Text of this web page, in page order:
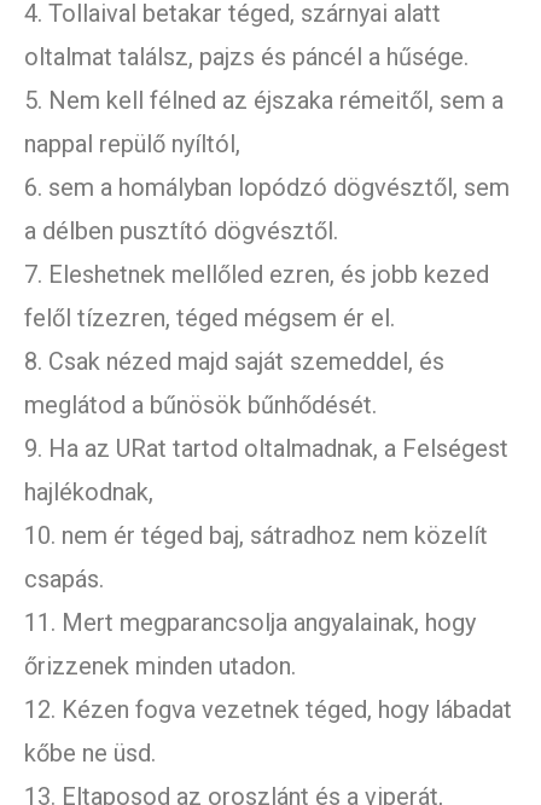
4. Tollaival betakar téged, szárnyai alatt
oltalmat találsz, pajzs és páncél a hűsége.
5. Nem kell félned az éjszaka rémeitől, sem a
nappal repülő nyíltól,
6. sem a homályban lopódzó dögvésztől, sem
a délben pusztító dögvésztől.
7. Eleshetnek mellőled ezren, és jobb kezed
felől tízezren, téged mégsem ér el.
8. Csak nézed majd saját szemeddel, és
meglátod a bűnösök bűnhődését.
9. Ha az URat tartod oltalmadnak, a Felségest
hajlékodnak,
10. nem ér téged baj, sátradhoz nem közelít
csapás.
11. Mert megparancsolja angyalainak, hogy
őrizzenek minden utadon.
12. Kézen fogva vezetnek téged, hogy lábadat
kőbe ne üsd.
13. Eltaposod az oroszlánt és a viperát,